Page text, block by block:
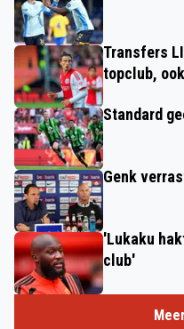
Transfers
topclub,
Standard
Genk
'Lukaku
club'